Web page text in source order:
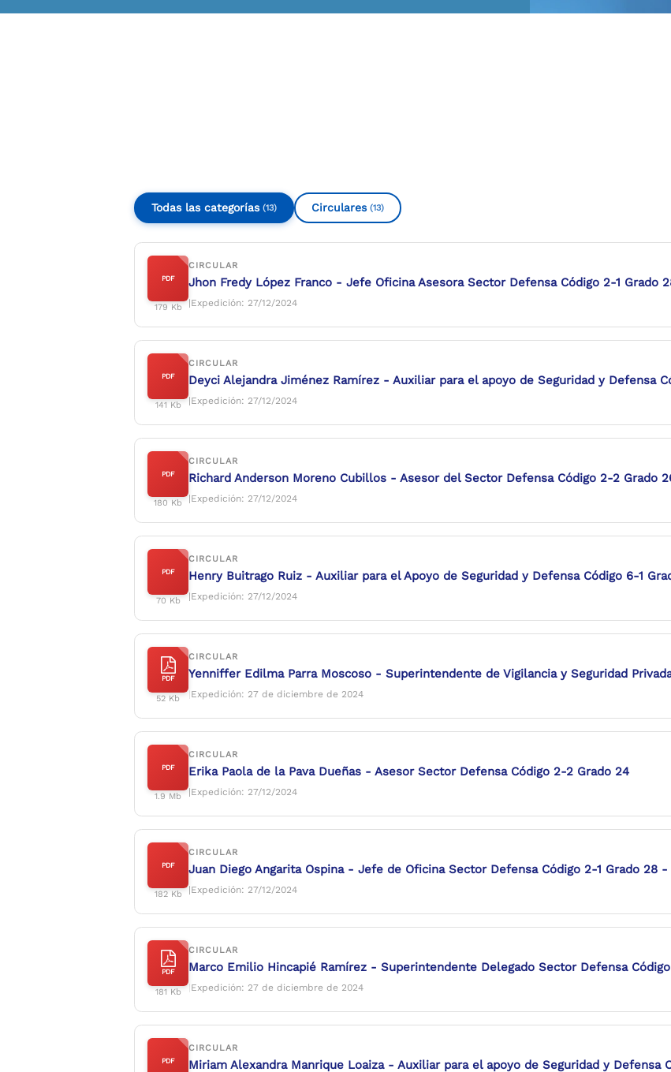
Todas las categorías (13) Circulares (13)
PDF
179 Kb
CIRCULAR
Jhon Fredy López Franco - Jefe Oficina Asesora Sector Defensa Código 2-1 Grado
|Expedición: 27/12/2024
PDF
141 Kb
CIRCULAR
Deyci Alejandra Jiménez Ramírez - Auxiliar para el apoyo de Seguridad y Defensa
|Expedición: 27/12/2024
PDF
180 Kb
CIRCULAR
Richard Anderson Moreno Cubillos - Asesor del Sector Defensa Código 2-2 Grado
|Expedición: 27/12/2024
PDF
70 Kb
CIRCULAR
Henry Buitrago Ruiz - Auxiliar para el Apoyo de Seguridad y Defensa Código 6-1
|Expedición: 27/12/2024
PDF
52 Kb
CIRCULAR
Yenniffer Edilma Parra Moscoso - Superintendente de Vigilancia y Seguridad
|Expedición: 27 de diciembre de 2024
PDF
1.9 Mb
CIRCULAR
Erika Paola de la Pava Dueñas - Asesor Sector Defensa Código 2-2 Grado 24
|Expedición: 27/12/2024
PDF
182 Kb
CIRCULAR
Juan Diego Angarita Ospina - Jefe de Oficina Sector Defensa Código 2-1 Grado 28 -
|Expedición: 27/12/2024
PDF
181 Kb
CIRCULAR
Marco Emilio Hincapié Ramírez - Superintendente Delegado Sector Defensa
|Expedición: 27 de diciembre de 2024
PDF
CIRCULAR
Miriam Alexandra Manrique Loaiza - Auxiliar para el apoyo de Seguridad y Defensa